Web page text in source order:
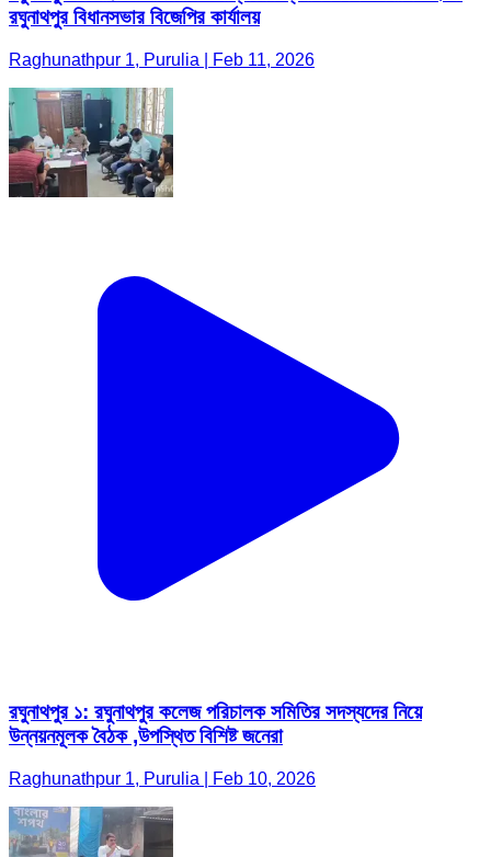
রঘুনাথপুর বিধানসভার বিজেপির কার্যালয়
Raghunathpur 1, Purulia | Feb 11, 2026
রঘুনাথপুর ১: রঘুনাথপুর কলেজ পরিচালক সমিতির সদস্যদের নিয়ে
উন্নয়নমূলক বৈঠক ,উপস্থিত বিশিষ্ট জনেরা
Raghunathpur 1, Purulia | Feb 10, 2026